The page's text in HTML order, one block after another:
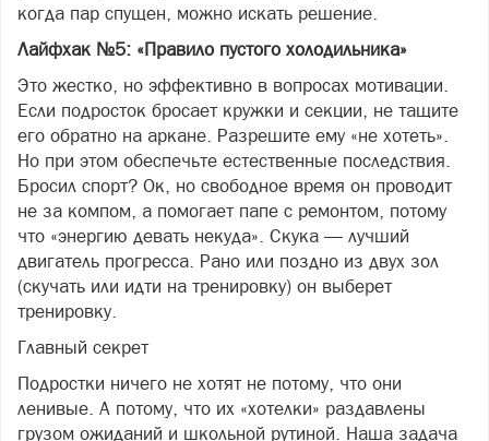
когда пар спущен, можно искать решение.
Лайфхак №5: «Правило пустого холодильника»
Это жестко, но эффективно в вопросах мотивации.
Если подросток бросает кружки и секции, не тащите
его обратно на аркане. Разрешите ему «не хотеть».
Но при этом обеспечьте естественные последствия.
Бросил спорт? Ок, но свободное время он проводит
не за компом, а помогает папе с ремонтом, потому
что «энергию девать некуда». Скука — лучший
двигатель прогресса. Рано или поздно из двух зол
(скучать или идти на тренировку) он выберет
тренировку.
Главный секрет
Подростки ничего не хотят не потому, что они
ленивые. А потому, что их «хотелки» раздавлены
грузом ожиданий и школьной рутиной. Наша задача